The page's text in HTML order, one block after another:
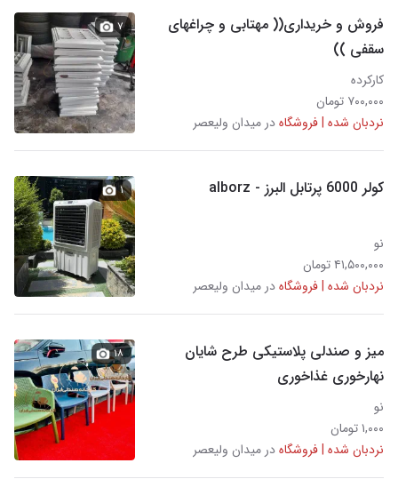
فروش و خریداری(( مهتابی و چراغهای
سقفی ))
کارکرده
۷۰۰,۰۰۰ تومان
نردبان شده | فروشگاهدر میدان ولیعصر
۷
کولر 6000 پرتابل البرز - alborz
نو
۴۱,۵۰۰,۰۰۰ تومان
نردبان شده | فروشگاهدر میدان ولیعصر
۱
میز و صندلی پلاستیکی طرح شایان
نهارخوری غذاخوری
نو
۱,۰۰۰ تومان
نردبان شده | فروشگاهدر میدان ولیعصر
۱۸